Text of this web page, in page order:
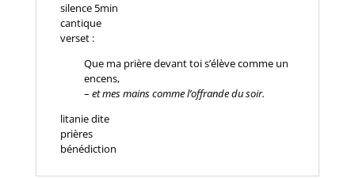
silence 5min
cantique
verset :
Que ma prière devant toi s’élève comme un
encens,
– et mes mains comme l’offrande du soir.
litanie dite
prières
bénédiction